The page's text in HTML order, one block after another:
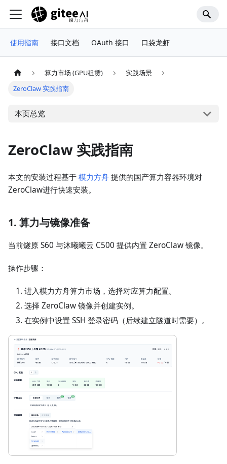
使用指南 接口文档 OAuth 接口 口袋龙虾
算力市场 (GPU租赁)
实践场景
ZeroClaw 实践指南
本页总览
ZeroClaw 实践指南
本文的安装过程基于模力方舟提供的国产算力容器环境对
ZeroClaw进行快速安装。
1. 算力与镜像准备
当前燧原 S60 与沐曦曦云 C500 提供内置 ZeroClaw 镜像。
操作步骤：
进入模力方舟算力市场，选择对应算力配置。
选择 ZeroClaw 镜像并创建实例。
在实例中设置 SSH 登录密码（后续建立隧道时需要）。